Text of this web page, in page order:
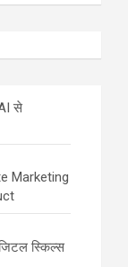
से
Marketing
स्किल्स